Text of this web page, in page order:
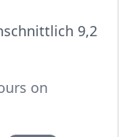
9,2
on